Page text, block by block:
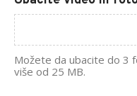
Možete da ubacite do 3
više od 25 MB.